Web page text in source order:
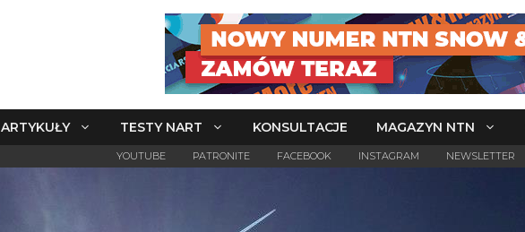
ARTYKUŁY TESTY NART KONSULTACJE MAGAZYN NTN
YOUTUBE PATRONITE FACEBOOK INSTAGRAM NEWSLETTER